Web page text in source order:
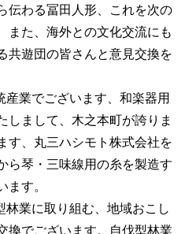
伝わる冨田人形、これを次の
また、海外との文化交流にも
共遊団の皆さんと意見交換を
産業でございます、和楽器用
しまして、木之本町が誇りま
す、丸三ハシモト株式会社を
ら琴・三味線用の糸を製造す
ます。
林業に取り組む、地域おこし
換でございます。自伐型林業